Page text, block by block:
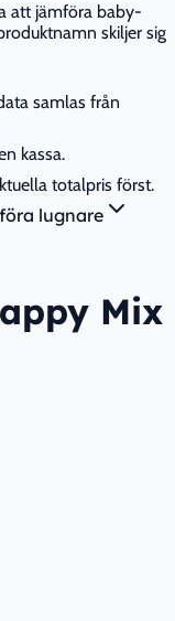
att jämföra baby-
skiljer sig
samlas från
kassa.
totalpris först.
lugnare
Mix